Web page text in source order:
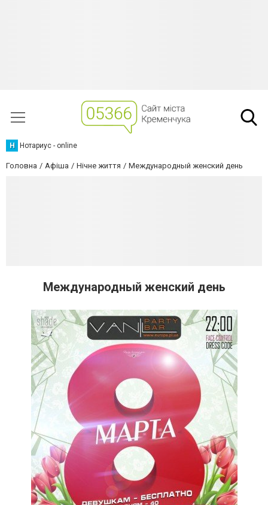
Н Нотариус - online
Головна Афіша Нічне життя Международный женский день
Международный женский день